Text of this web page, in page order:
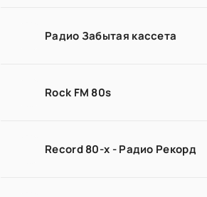
Радио Забытая кассета
Rock FM 80s
Record 80-х - Радио Рекорд